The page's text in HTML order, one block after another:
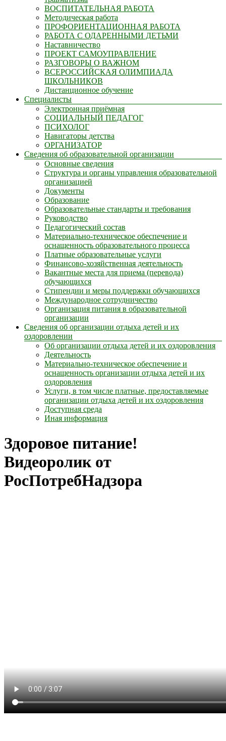
ВОСПИТАТЕЛЬНАЯ РАБОТА
Методическая работа
ПРОФОРИЕНТАЦИОННАЯ РАБОТА
РАБОТА С ОДАРЕННЫМИ ДЕТЬМИ
Наставничество
ПРОЕКТ САМОУПРАВЛЕНИЕ
РАЗГОВОРЫ О ВАЖНОМ
ВСЕРОССИЙСКАЯ ОЛИМПИАДА
ШКОЛЬНИКОВ
Дистанционное обучение
Специалисты
Электронная приёмная
СОЦИАЛЬНЫЙ ПЕДАГОГ
ПСИХОЛОГ
Навигаторы детства
ОРГАНИЗАТОР
Сведения об образовательной организации
Основные сведения
Структура и органы управления образовательной
организацией
Документы
Образование
Образовательные стандарты и требования
Руководство
Педагогический состав
Материально-техническое обеспечение и
оснащенность образовательного процесса
Платные образовательные услуги
Финансово-хозяйственная деятельность
Вакантные места для приема (перевода)
обучающихся
Стипендии и меры поддержки обучающихся
Международное сотрудничество
Организация питания в образовательной
организации
Сведения об организации отдыха детей и их
оздоровлении
Об организации отдыха детей и их оздоровления
Деятельность
Материально-техническое обеспечение и
оснащенность организации отдыха детей и их
оздоровления
Услуги, в том числе платные, предоставляемые
организации отдыха детей и их оздоровления
Доступная среда
Иная информация
Здоровое питание!
Видеоролик от
РосПотребНадзора